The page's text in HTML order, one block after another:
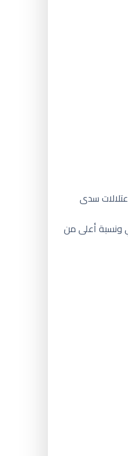
سدى
للعامل الوراثي ونسبة أعلى من